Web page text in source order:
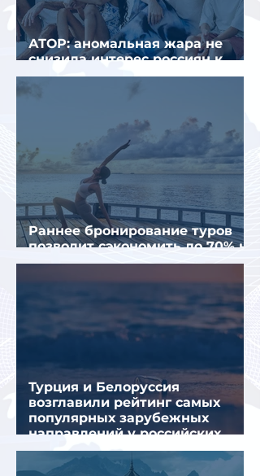
АТОР: аномальная жара не
снизила интерес россиян к
летнему отдыху в Европе
Раннее бронирование туров
позволит сэкономить до 70% на
летнем отдыхе — АТОР
Турция и Белоруссия
возглавили рейтинг самых
популярных зарубежных
направлений у российских
туристов летом